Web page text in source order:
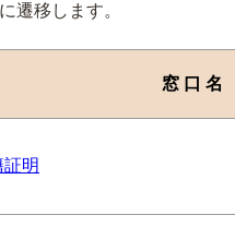
遷移します。
窓 口 名
証明